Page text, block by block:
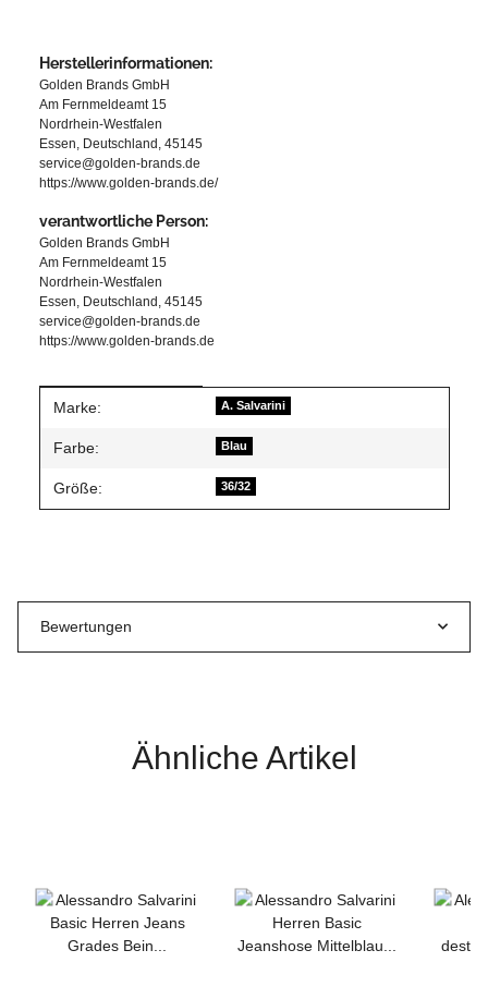
Herstellerinformationen:
Golden Brands GmbH
Am Fernmeldeamt 15
Nordrhein-Westfalen
Essen, Deutschland, 45145
service@golden-brands.de
https://www.golden-brands.de/
verantwortliche Person:
Golden Brands GmbH
Am Fernmeldeamt 15
Nordrhein-Westfalen
Essen, Deutschland, 45145
service@golden-brands.de
https://www.golden-brands.de
Produkteigenschaft
Wert
Marke: A. Salvarini
Farbe: Blau
Größe: 36/32
Bewertungen
Ähnliche Artikel